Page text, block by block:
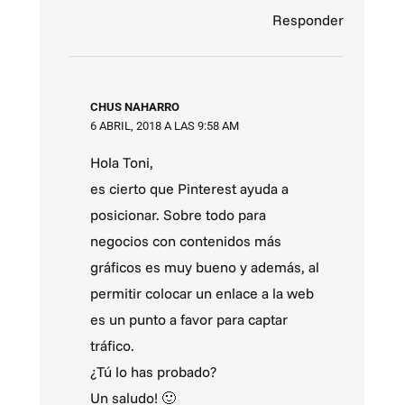
Responder
CHUS NAHARRO
6 ABRIL, 2018 A LAS 9:58 AM
Hola Toni,
es cierto que Pinterest ayuda a
posicionar. Sobre todo para
negocios con contenidos más
gráficos es muy bueno y además, al
permitir colocar un enlace a la web
es un punto a favor para captar
tráfico.
¿Tú lo has probado?
Un saludo! 🙂